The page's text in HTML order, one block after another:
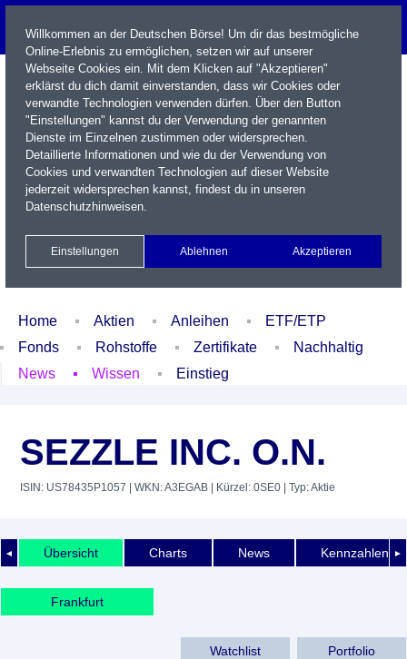
Name / WKN / ISIN / Kürzel
Xetra Realtime
Watchlist Portfolio Login
Home Aktien Anleihen
ETF/ETP
Fonds
Rohstoffe Zertifikate
Nachhaltig
News
Wissen Einstieg
SEZZLE INC. O.N.
ISIN: US78435P1057 | WKN: A3EGAB | Kürzel: 0SE0 | Typ: Aktie
◄ ►
Übersicht Charts News Kennzahlen
Frankfurt
Watchlist Portfolio
Willkommen an der Deutschen Börse! Um dir das bestmögliche
Online-Erlebnis zu ermöglichen, setzen wir auf unserer
Webseite Cookies ein. Mit dem Klicken auf "Akzeptieren"
erklärst du dich damit einverstanden, dass wir Cookies oder
verwandte Technologien verwenden dürfen. Über den Button
"Einstellungen" kannst du der Verwendung der genannten
Dienste im Einzelnen zustimmen oder widersprechen.
Detaillierte Informationen und wie du der Verwendung von
Cookies und verwandten Technologien auf dieser Website
jederzeit widersprechen kannst, findest du in unseren
Datenschutzhinweisen.
Einstellungen Ablehnen Akzeptieren